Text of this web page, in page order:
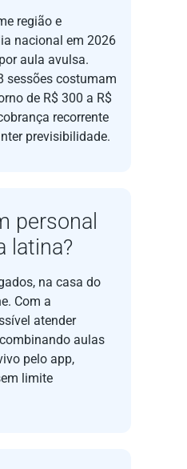
região e
nacional em 2026
aula avulsa.
sessões costumam
de R$ 300 a R$
recorrente
previsibilidade.
personal
latina?
na casa do
Com a
atender
aulas
pelo app,
limite